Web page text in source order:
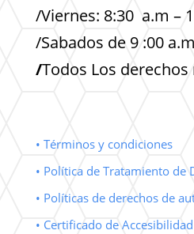
/Viernes: 8:30 a.m –
/Sabados de 9 :00
/Todos Los derechos
• Términos y condiciones
• Política de Tratamiento de
• Políticas de derechos de
• Certificado de Accesibilidad